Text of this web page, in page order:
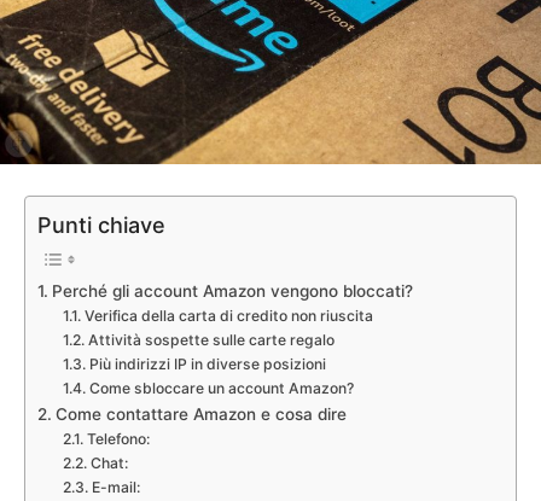
Punti chiave
Perché gli account Amazon vengono bloccati?
Verifica della carta di credito non riuscita
Attività sospette sulle carte regalo
Più indirizzi IP in diverse posizioni
Come sbloccare un account Amazon?
Come contattare Amazon e cosa dire
Telefono:
Chat:
E-mail: